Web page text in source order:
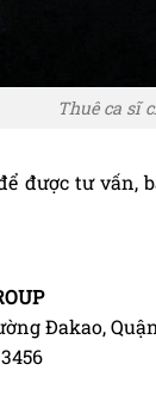
Thuê ca sĩ
được tư vấn,
Đakao,